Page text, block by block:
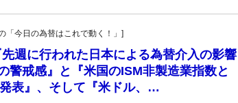
今日の為替はこれで動く！」]
週に行われた日本による為替介入の影響
警戒感』と『米国のISM非製造業指数と
表』、そして『米ドル、…